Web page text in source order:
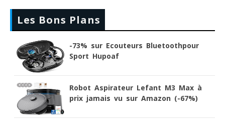
Les Bons Plans
-73% sur Ecouteurs Bluetoothpour
Sport Hupoaf
Robot Aspirateur Lefant M3 Max à
prix jamais vu sur Amazon (-67%)